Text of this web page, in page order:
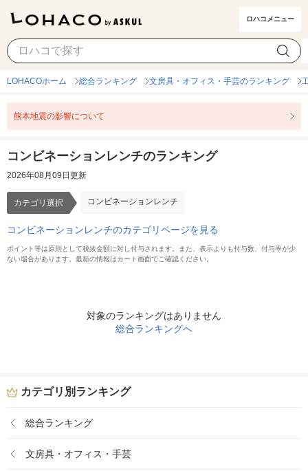
ロハコメニュー
コンビネーションレンチ カテゴリ選択
LOHACOホーム 総合ランキング 文房具・オフィス・手芸のランキング
熊本地震の影響について
コンビネーションレンチのランキング
2026年08月09日更新
カテゴリ選択 コンビネーションレンチ
コンビネーションレンチのカテゴリページを見る
ポイント等は原則として税抜金額に対し付与されます。また、表示よりも付与数、付与率が少
ない場合があります。最新の情報はカート画面でご確認ください。
対象のランキングはありません
総合ランキングへ
カテゴリ別ランキング
総合ランキング
文房具・オフィス・手芸